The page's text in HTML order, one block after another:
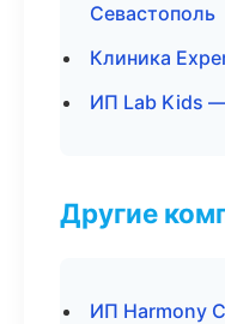
Севастополь
Клиника
ИП Lab Kids
Другие
ИП Harmony